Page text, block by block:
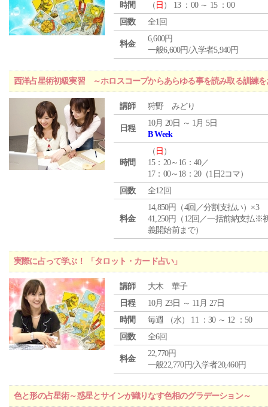
時間
（ 日 ） 13 ：00 ～ 15 ：00
回数
全1回
料金
6,600円
一般6,600円/入学者5,940円
西洋占星術初級実習 ～ホロスコープからあらゆる事を読み取る訓練を
講師 狩野 みどり
日程
10月 20日 ～ 1月 5日
B Week
時間
（ 日 ）
15：20～16：40／
17：00～18：20（1日2コマ）
回数
全12回
料金
14,850円（4回／分割支払い）×3
41,250円（12回／一括前納支払※
義開始前まで）
実際に占って学ぶ！ 「タロット・カード占い」
講師
大木 華子
日程
10月 23日 ～ 11月 27日
時間
毎週 （水） 11 ：30 ～ 12 ：50
回数
全6回
料金
22,770円
一般22,770円/入学者20,460円
色と形の占星術～惑星とサインが織りなす色相のグラデーション～